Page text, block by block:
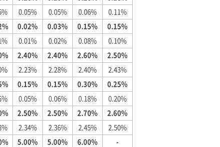
0.05% 0.05% 0.06% 0.11%
0.02% 0.03% 0.15%
0.15%
0.01% 0.02% 0.08% 0.10%
2.40% 2.40% 2.60%
2.50%
2.23% 2.28% 2.40% 2.43%
0.15% 0.15% 0.30%
0.25%
0.05% 0.06% 0.18% 0.20%
2.50% 2.50% 2.70%
2.60%
2.34% 2.36% 2.45% 2.50%
5.00% 5.00% 6.00%
-